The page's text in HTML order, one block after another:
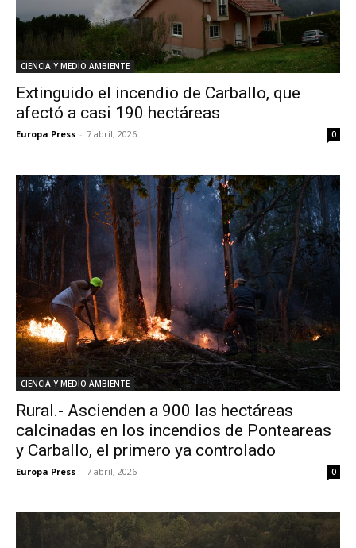
CIENCIA Y MEDIO AMBIENTE
Extinguido el incendio de Carballo, que
afectó a casi 190 hectáreas
Europa Press - 7 abril, 2026 0
CIENCIA Y MEDIO AMBIENTE
Rural.- Ascienden a 900 las hectáreas
calcinadas en los incendios de Ponteareas
y Carballo, el primero ya controlado
Europa Press - 7 abril, 2026 0